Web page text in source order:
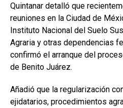
Quintanar detalló que
reuniones en la Ciudad de
Instituto Nacional del Suelo
Agraria y otras dependencias
confirmó el arranque del
de Benito Juárez.
Añadió que la regularización
ejidatarios, procedimientos